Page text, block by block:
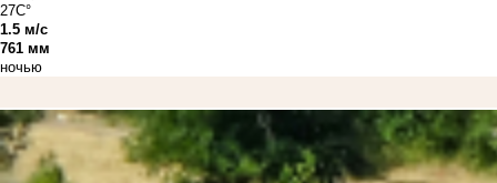
27C°
1.5 м/с
761 мм
ночью